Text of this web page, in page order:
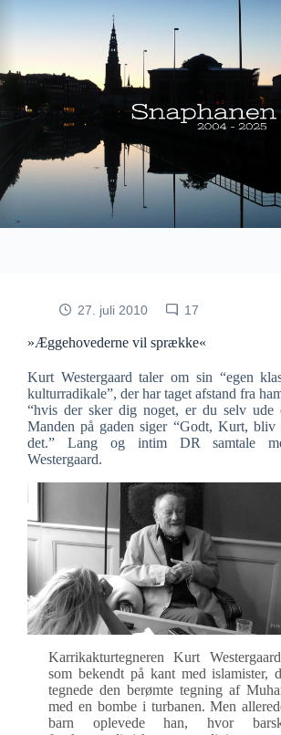
27. juli 2010 17
»Æggehovederne vil sprække«
Kurt Westergaard taler om sin “egen
kulturradikale”, der har taget afstand fra
“hvis der sker dig noget, er du selv ude
Manden på gaden siger “Godt, Kurt, bliv
det.” Lang og intim DR samtale
Westergaard.
Karrikakturtegneren Kurt
som bekendt på kant med islamister,
tegnede den berømte tegning af
med en bombe i turbanen. Men
barn oplevede han, hvor